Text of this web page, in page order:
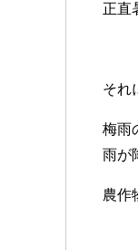
正直
それ
梅雨
雨が
農作